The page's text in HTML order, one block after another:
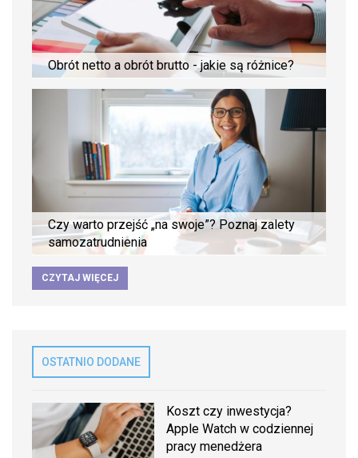
Obrót netto a obrót brutto - jakie są różnice?
Czy warto przejść „na swoje”? Poznaj zalety
samozatrudnienia
CZYTAJ WIĘCEJ
OSTATNIO DODANE
Koszt czy inwestycja?
Apple Watch w codziennej
pracy menedżera